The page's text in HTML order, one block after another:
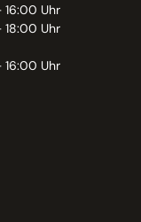
Uhr
Uhr
Uhr